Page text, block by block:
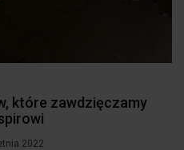
które zawdzięczamy
2022